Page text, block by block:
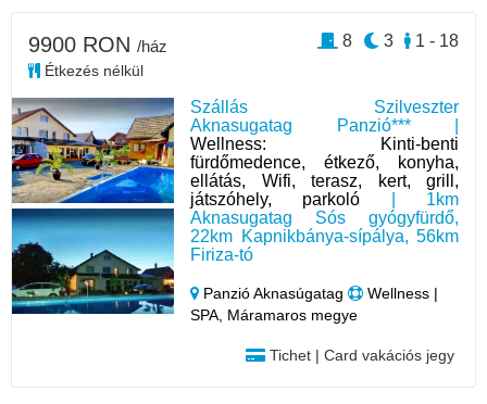
Szállás Szilveszter
Aknasugatag Panzió*** |
Wellness: Kinti-benti
fürdőmedence, étkező, konyha,
ellátás, Wifi, terasz, kert, grill,
játszóhely, parkoló | 1km
Aknasugatag Sós gyógyfürdő,
22km Kapnikbánya-sípálya, 56km
Firiza-tó
Panzió Aknasúgatag
Wellness |
SPA, Máramaros megye
Tichet | Card vakációs jegy
9900 RON /ház
Étkezés nélkül
1 - 18
3
8